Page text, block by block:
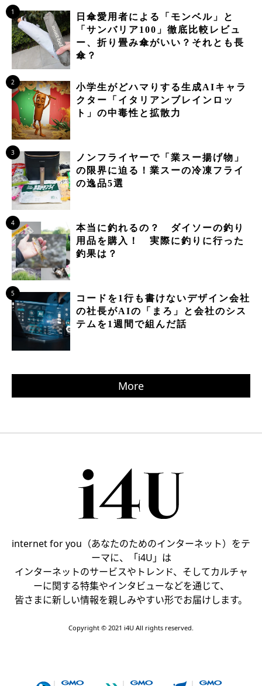
1
日傘愛用者による「モンベル」と
「サンバリア100」徹底比較レビュ
ー、折り畳み傘がいい？それとも長
傘？
2
小学生がどハマりする生成AIキャラ
クター「イタリアンブレインロッ
ト」の中毒性と拡散力
3
ノンフライヤーで「業スー揚げ物」
の限界に迫る！業スーの冷凍フライ
の逸品5選
4
本当に釣れるの？ ダイソーの釣り
用品を購入！ 実際に釣りに行った
釣果は？
5
コードを1行も書けないデザイン会社
の社長がAIの「まろ」と会社のシス
テムを1週間で組んだ話
More
internet for you（あなたのためのインターネット）をテ
ーマに、「i4U」は
インターネットのサービスやトレンド、そしてカルチャ
ーに関する特集やインタビューなどを通じて、
皆さまに新しい情報を親しみやすい形でお届けします。
Copyright © 2021 i4U All rights reserved.